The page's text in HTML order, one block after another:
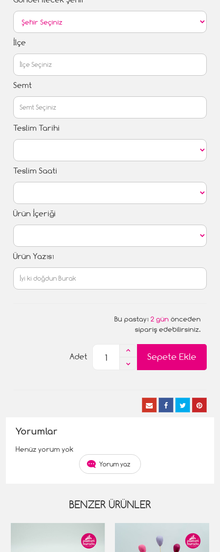
İlçe
Semt
Teslim Tarihi
Teslim Saati
Ürün İçeriği
Ürün Yazısı
Bu pastayı 2 gün önceden
sipariş edebilirsiniz.
Sepete Ekle
Adet
Yorumlar
Henüz yorum yok
Yorum yaz
BENZER ÜRÜNLER